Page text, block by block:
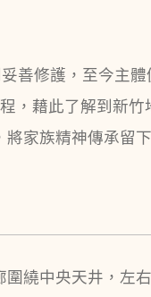
善修護，至今主
，藉此了解到新
家族精神傳承留
繞中央天井，左